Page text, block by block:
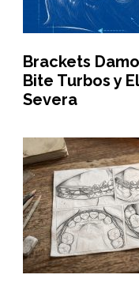
Brackets
Bite Turbos y
Severa